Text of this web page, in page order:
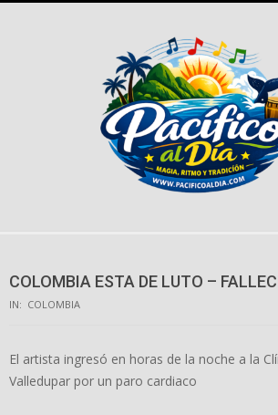
COLOMBIA ESTA DE LUTO –
IN: COLOMBIA
El artista ingresó en horas de la noche a la
Valledupar por un paro cardiaco